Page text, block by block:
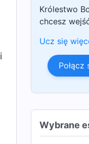
Królestwo
chcesz
Ucz się
Wybrane